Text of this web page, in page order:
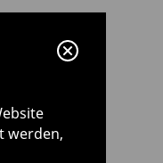
werden,